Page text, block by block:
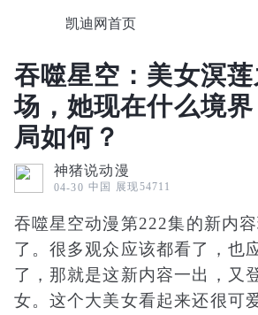
凯迪网首页
吞噬星空：美女溟
场，她现在什么境
局如何？
神猪说动漫
04-30 中国 展现54711
吞噬星空动漫第222集的新内
了。很多观众应该都看了，也
了，那就是这新内容一出，又
女。这个大美女看起来还很可